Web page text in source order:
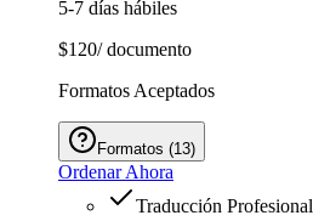
5-7 días hábiles
$120/ documento
Formatos Aceptados
Formatos (13)
Ordenar Ahora
Traducción Profesional